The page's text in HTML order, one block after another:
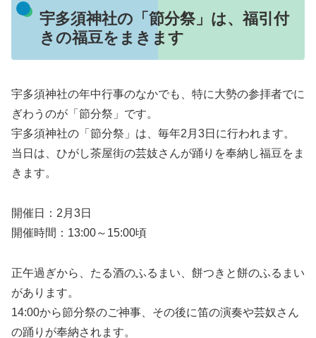
宇多須神社の「節分祭」は、福引付
きの福豆をまきます
宇多須神社の年中行事のなかでも、特に大勢の参拝者でに
ぎわうのが「節分祭」です。
宇多須神社の「節分祭」は、毎年2月3日に行われます。
当日は、ひがし茶屋街の芸妓さんが踊りを奉納し福豆をま
きます。
開催日：2月3日
開催時間：13:00～15:00頃
正午過ぎから、たる酒のふるまい、餅つきと餅のふるまい
があります。
14:00から節分祭のご神事、その後に笛の演奏や芸奴さん
の踊りが奉納されます。